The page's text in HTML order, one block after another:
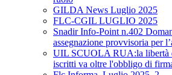
GILDA News Luglio 2025
FLC-CGIL LUGLIO 2025
Snadir Info-Point n.402
assegnazione provvisoria per
UIL SCUOLA RUA:la libertà
iscritti va oltre l'obbligo di